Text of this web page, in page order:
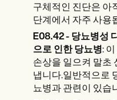
구체적인 진단은 아
단계에서 자주 사용
E08.42 - 당뇨병성
으로 인한 당뇨병:
손상을 일으켜 말초
냅니다.일반적으로
뇨병과 관련이 있습